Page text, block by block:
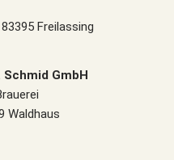
Freilassing
GmbH
Waldhaus